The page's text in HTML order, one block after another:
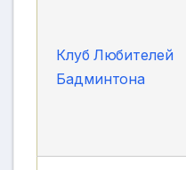
Клуб Любителей
Бадминтона